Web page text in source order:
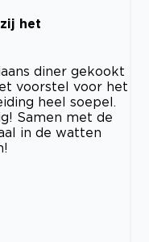
het
diner gekookt
voorstel voor het
heel soepel.
Samen met de
in de watten